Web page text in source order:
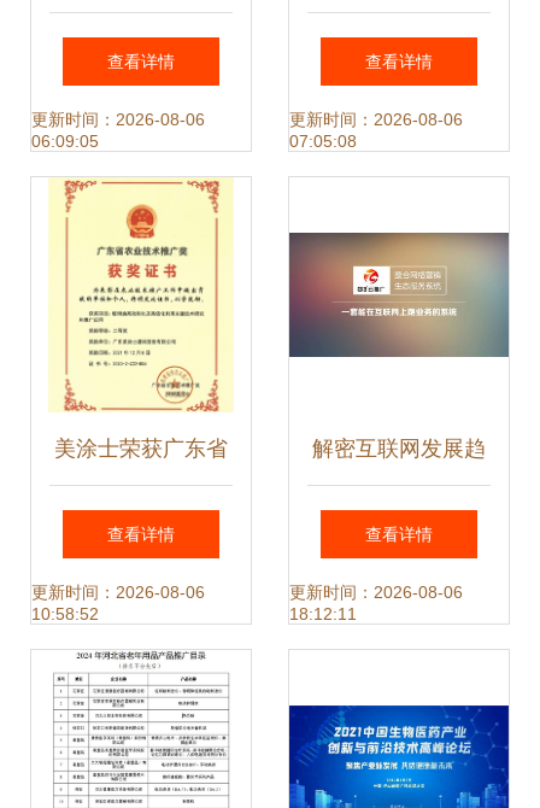
方案推广活动无锡
站圆满落幕 技术引
领新制造时代
查看详情
更新时间：2026-08-06
06:09:05
忙生产 节水技术全
球推广超1亿亩
查看详情
更新时间：2026-08-06
07:05:08
美涂士荣获广东省
农业技术推广二等
奖 科技引领绿色农
业新发展
查看详情
更新时间：2026-08-06
10:58:52
解密互联网发展趋
势 以技术推广打开
全网营销新格局
查看详情
更新时间：2026-08-06
18:12:11